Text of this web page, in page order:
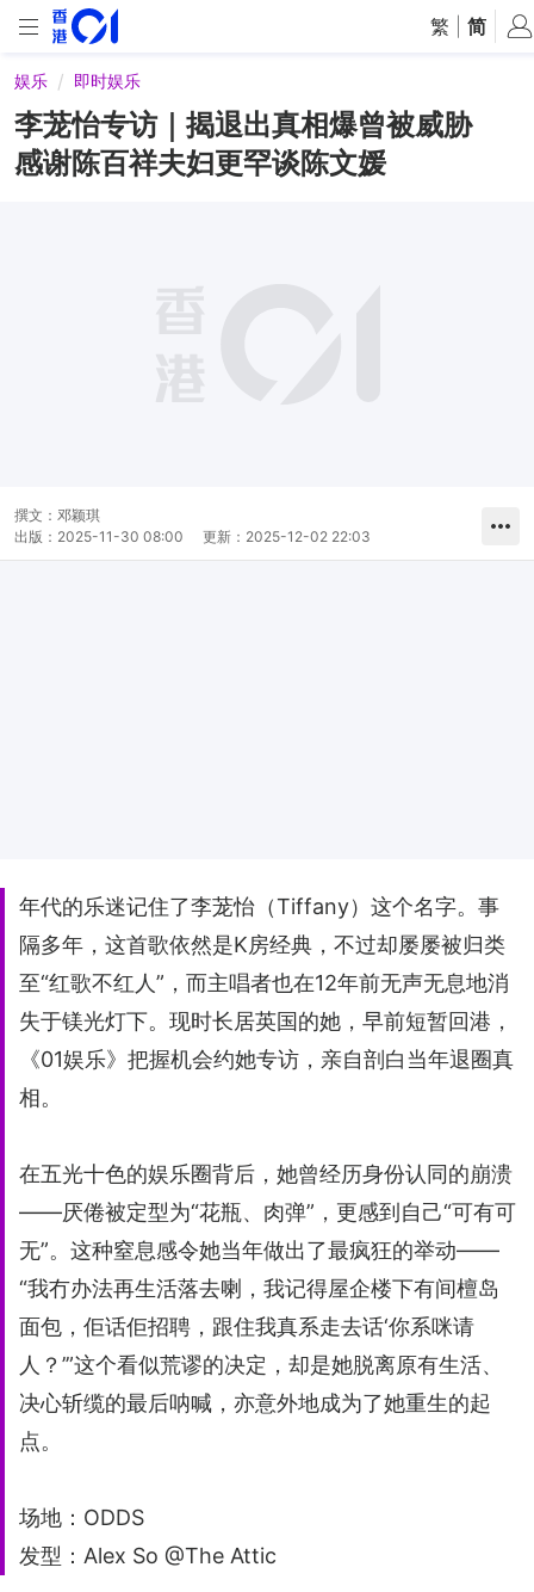
繁 简
娱乐 即时娱乐
李茏怡专访｜揭退出真相爆曾被威胁
感谢陈百祥夫妇更罕谈陈文媛
撰文： 邓颖琪
出版： 2025-11-30 08:00 更新： 2025-12-02 22:03
年代的乐迷记住了李茏怡（Tiffany）这个名字。事
隔多年，这首歌依然是K房经典，不过却屡屡被归类
至“红歌不红人”，而主唱者也在12年前无声无息地消
失于镁光灯下。现时长居英国的她，早前短暂回港，
《01娱乐》把握机会约她专访，亲自剖白当年退圈真
相。
在五光十色的娱乐圈背后，她曾经历身份认同的崩溃
——厌倦被定型为“花瓶、肉弹”，更感到自己“可有可
无”。这种窒息感令她当年做出了最疯狂的举动——
“我冇办法再生活落去喇，我记得屋企楼下有间檀岛
面包，佢话佢招聘，跟住我真系走去话‘你系咪请
人？’”这个看似荒谬的决定，却是她脱离原有生活、
决心斩缆的最后呐喊，亦意外地成为了她重生的起
点。
场地：ODDS
发型：Alex So @The Attic